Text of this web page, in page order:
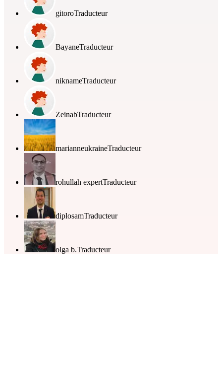
gitoroTraducteur
BayaneTraducteur
niknameTraducteur
ZeinabTraducteur
marianneukraineTraducteur
rohullah expertTraducteur
diplosamTraducteur
olga b.Traducteur